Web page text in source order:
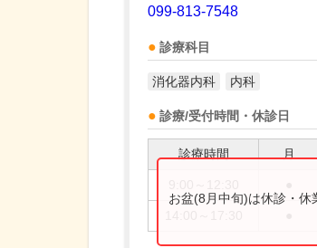
099-813-7548
診療科目
消化器内科 内科
診療/受付時間・休診日
診療時間 月
お盆(8月中旬)は休診・休